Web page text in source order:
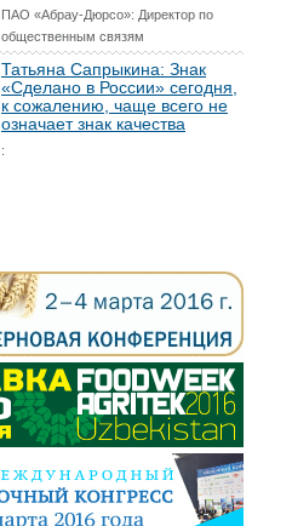
ПАО «Абрау-Дюрсо»: Директор по
общественным связям
Татьяна Сапрыкина: Знак
«Сделано в России» сегодня,
к сожалению, чаще всего не
означает знак качества
: